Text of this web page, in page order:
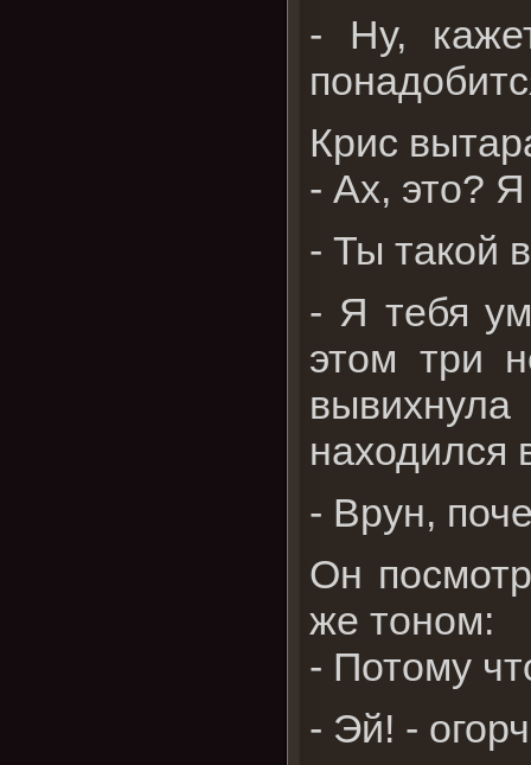
- Ну,
Крис
- Ах, это?
- Ты такой
- Я тебя
этом три
находился
- Врун,
Он
же тоном:
- Потому
- Эй! -